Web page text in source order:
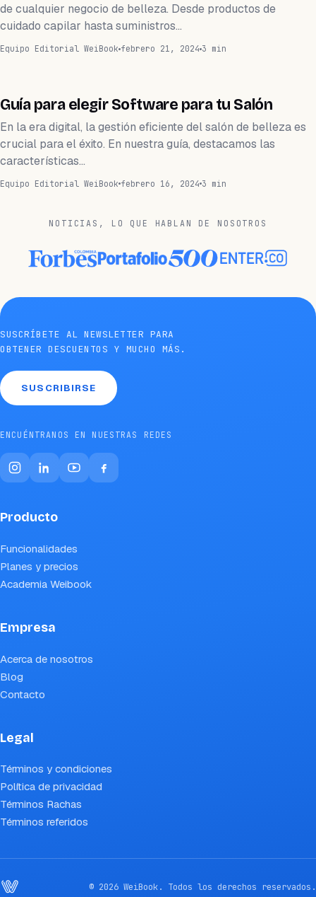
de cualquier negocio de belleza. Desde productos de
cuidado capilar hasta suministros…
Equipo Editorial WeiBook febrero 21, 2024 3 min
APLICACIÓN
Guía para elegir Software para tu Salón
En la era digital, la gestión eficiente del salón de belleza es
crucial para el éxito. En nuestra guía, destacamos las
características…
Equipo Editorial WeiBook febrero 16, 2024 3 min
NOTICIAS, LO QUE HABLAN DE NOSOTROS
SUSCRÍBETE AL NEWSLETTER PARA
OBTENER DESCUENTOS Y MUCHO MÁS.
SUSCRIBIRSE
ENCUÉNTRANOS EN NUESTRAS REDES
Producto
Funcionalidades
Planes y precios
Academia Weibook
Empresa
Acerca de nosotros
Blog
Contacto
Legal
Términos y condiciones
Política de privacidad
Términos Rachas
Términos referidos
© 2026 WeiBook. Todos los derechos reservados.